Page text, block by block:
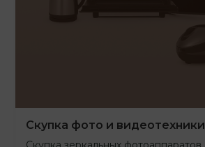
Скупка фото и видеотехники